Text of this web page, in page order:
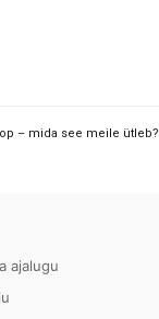
– mida see meile ütleb?
ajalugu